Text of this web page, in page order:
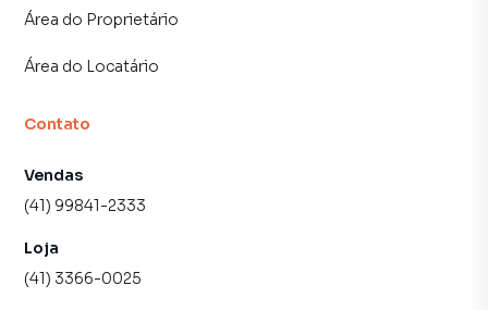
Área do Proprietário
Área do Locatário
Contato
Vendas
(41) 99841-2333
Loja
(41) 3366-0025